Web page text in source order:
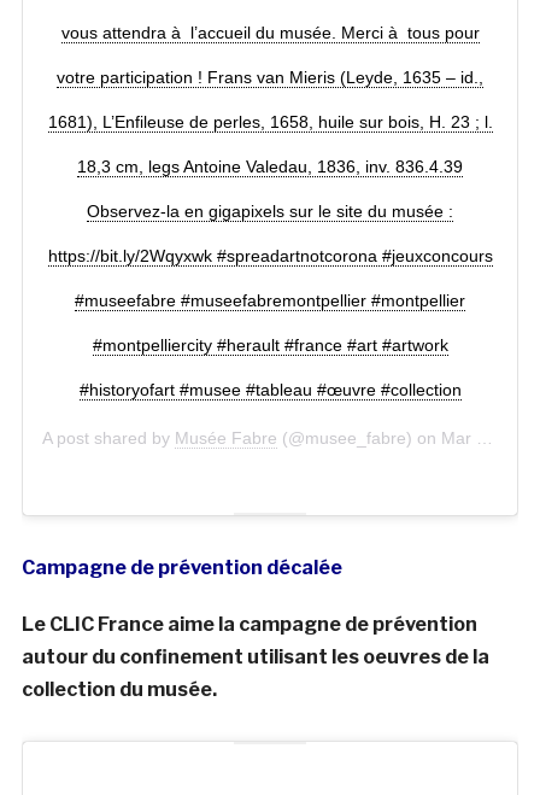
vous attendra à l’accueil du musée. Merci à tous pour
votre participation ! Frans van Mieris (Leyde, 1635 – id.,
1681), L’Enfileuse de perles, 1658, huile sur bois, H. 23 ; l.
18,3 cm, legs Antoine Valedau, 1836, inv. 836.4.39
Observez-la en gigapixels sur le site du musée :
https://bit.ly/2Wqyxwk #spreadartnotcorona #jeuxconcours
#museefabre #museefabremontpellier #montpellier
#montpelliercity #herault #france #art #artwork
#historyofart #musee #tableau #œuvre #collection
A post shared by Musée Fabre (@musee_fabre) on Mar 19, 2020 at 1:18pm PDT
Campagne de prévention décalée
Le CLIC France aime la campagne de prévention
autour du confinement utilisant les oeuvres de la
collection du musée.